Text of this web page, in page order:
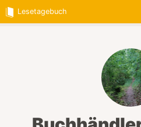
Lesetagebuch